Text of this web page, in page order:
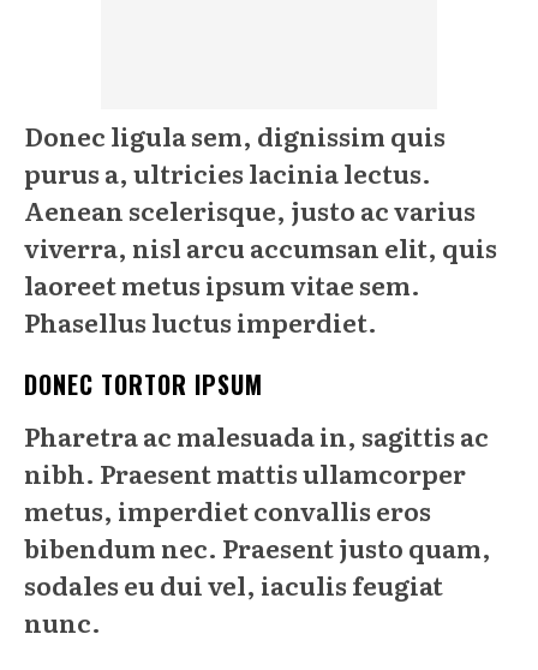
Donec ligula sem, dignissim quis
purus a, ultricies lacinia lectus.
Aenean scelerisque, justo ac varius
viverra, nisl arcu accumsan elit, quis
laoreet metus ipsum vitae sem.
Phasellus luctus imperdiet.
DONEC TORTOR IPSUM
Pharetra ac malesuada in, sagittis ac
nibh. Praesent mattis ullamcorper
metus, imperdiet convallis eros
bibendum nec. Praesent justo quam,
sodales eu dui vel, iaculis feugiat
nunc.